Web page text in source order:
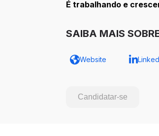
É trabalhando e
SAIBA MAIS
Website
Candidatar-se